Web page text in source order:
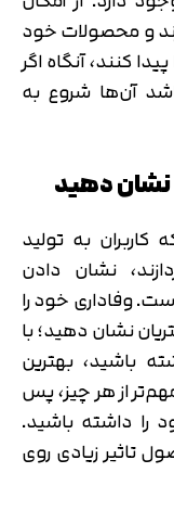
و محصولات خود
کنند، آنگاه اگر
آن‌ها شروع به
به تولید
نشان دادن
وفاداری خود را
نشان دهید؛ با
باشید، بهترین
از هر چیز، پس
داشته باشید.
تاثیر زیادی روی